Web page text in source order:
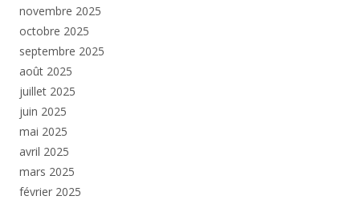
novembre 2025
octobre 2025
septembre 2025
août 2025
juillet 2025
juin 2025
mai 2025
avril 2025
mars 2025
février 2025